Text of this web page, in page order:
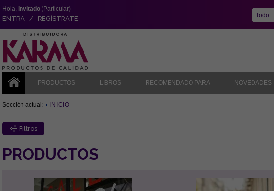
Hola, Invitado (Particular)
ENTRA / REGÍSTRATE
PRODUCTOS LIBROS RECOMENDADO PARA NOVEDADES
Sección actual: INICIO
Filtros
PRODUCTOS